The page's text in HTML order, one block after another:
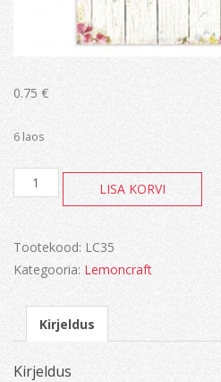
0.75 €
6 laos
Never
ending
summer-
Evening
LISA KORVI
Tootekood: LC35
Kategooria: Lemoncraft
Kirjeldus
Kirjeldus